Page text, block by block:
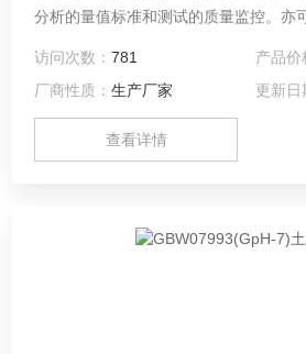
分析的量值标准和测试的质量监控。亦
访问次数：781 产品价
厂商性质：生产厂家 更新日
查看详情